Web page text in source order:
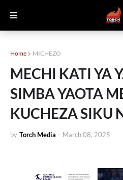
Home MICHEZO
MECHI KATI YA
SIMBA YAOTA
KUCHEZA SIKU
by Torch Media - March 08, 2025